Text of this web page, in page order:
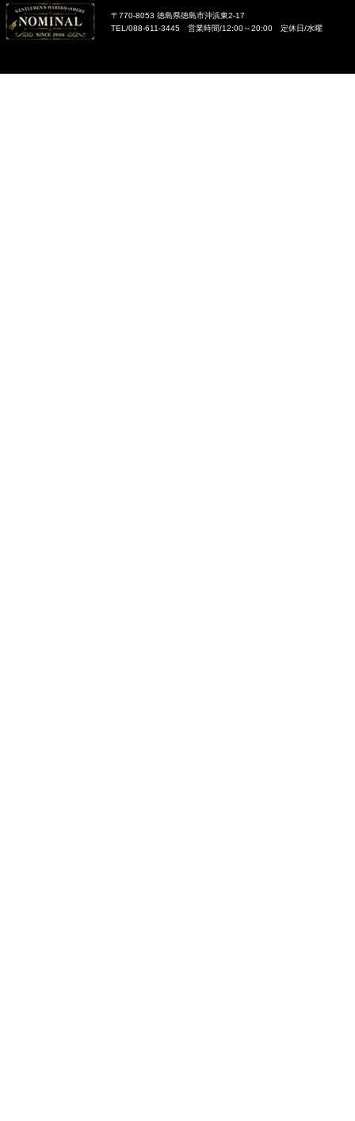
〒770-8053 徳島県徳島市沖浜東2-17
TEL/088-611-3445 営業時間/12:00～20:00 定休日/水曜